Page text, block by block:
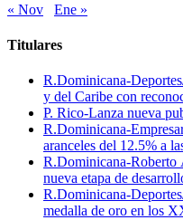
« Nov
Ene »
Titulares
R.Dominicana-
y del Caribe con
P. Rico-Lanza nueva
R.Dominicana-
aranceles del 12.5% a
R.Dominicana-Roberto
nueva etapa de
R.Dominicana-
medalla de oro en los